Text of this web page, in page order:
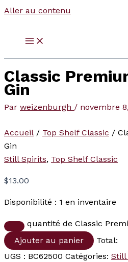
Aller au contenu
Classic
Gin
Par weizenburgh / novembre
Accueil / Top Shelf Classic /
Gin
Still Spirits, Top Shelf Classic
$13.00
Disponibilité : 1 en inventaire
quantité de Classic
Ajouter au panier
Total:
UGS : BC62500 Catégories: Still